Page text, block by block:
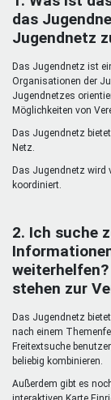
Freizeit & Reisen
Mentoren & Projekte
Schule & Beruf
Demokratie &
Vor Ort
das
Jugendnetz
Das Jugendnetz ist
Organisationen der
Jugendnetzes
Möglichkeiten von
Das Jugendnetz
Netz.
Das Jugendnetz wird
koordiniert.
2. Ich suche
stehen zur
Das Jugendnetz
nach einem
Freitextsuche
beliebig kombinieren.
Außerdem gibt es